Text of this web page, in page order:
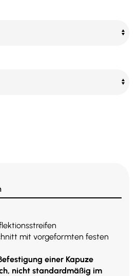
mit vorgeformten festen
einer Kapuze
nicht standardmäßig im